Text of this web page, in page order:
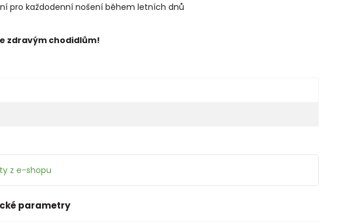
pro každodenní nošení během letních dnů
zdravým chodidlům!
z e-shopu
parametry